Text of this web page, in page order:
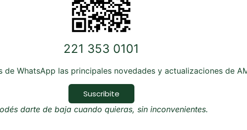
221 353 0101
de WhatsApp las principales novedades y actualizaciones de
Suscribite
darte de baja cuando quieras, sin inconvenientes.